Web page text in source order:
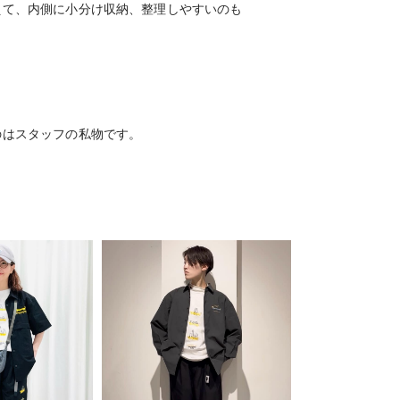
、内側に小分け収納、整理しやすいのも
スタッフの私物です。